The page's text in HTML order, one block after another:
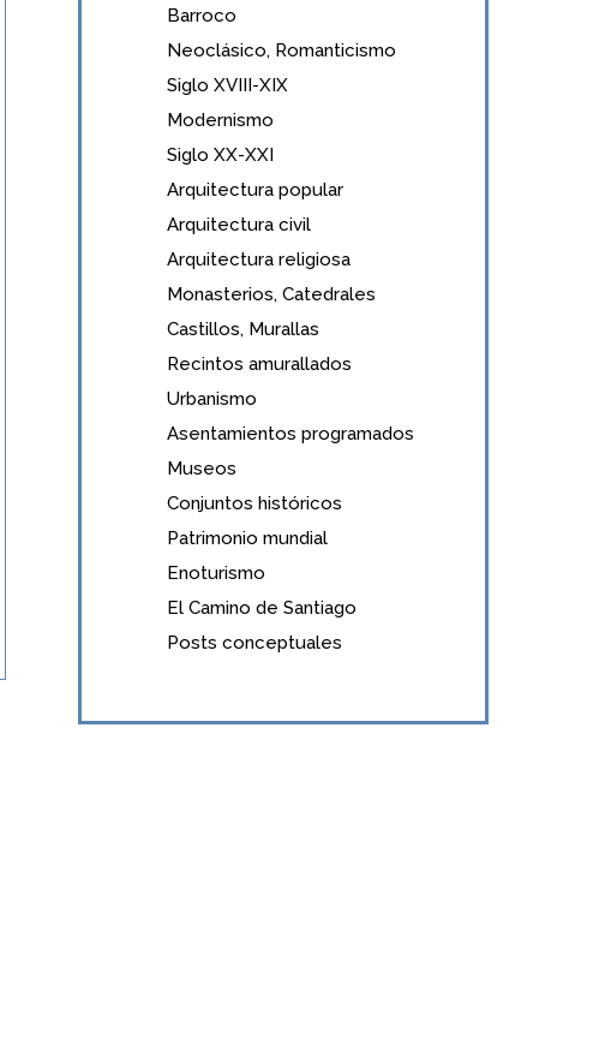
Barroco
Neoclásico, Romanticismo
Siglo XVIII-XIX
Modernismo
Siglo XX-XXI
Arquitectura popular
Arquitectura civil
Arquitectura religiosa
Monasterios, Catedrales
Castillos, Murallas
Recintos amurallados
Urbanismo
Asentamientos programados
Museos
Conjuntos históricos
Patrimonio mundial
Enoturismo
El Camino de Santiago
Posts conceptuales